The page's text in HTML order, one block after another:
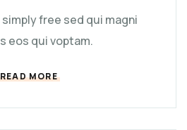
free sed qui magni
eos qui voptam.
READ MORE